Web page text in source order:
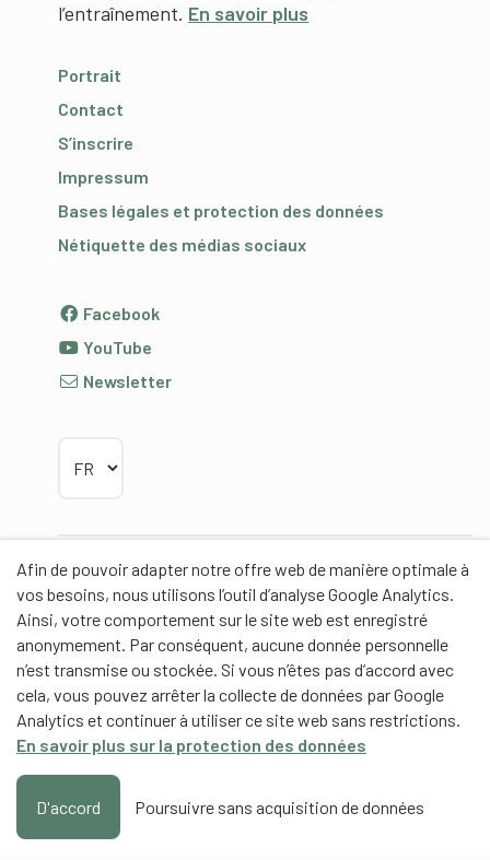
Afin de pouvoir adapter notre offre web de manière optimale à
vos besoins, nous utilisons l’outil d’analyse Google Analytics.
Ainsi, votre comportement sur le site web est enregistré
anonymement. Par conséquent, aucune donnée personnelle
n’est transmise ou stockée. Si vous n’êtes pas d’accord avec
cela, vous pouvez arrêter la collecte de données par Google
Analytics et continuer à utiliser ce site web sans restrictions.
En savoir plus sur la protection des données
D'accord Poursuivre sans acquisition de données
l’entraînement. En savoir plus
Portrait
Contact
S’inscrire
Impressum
Bases légales et protection des données
Nétiquette des médias sociaux
Facebook
YouTube
Newsletter
Partenaires
Partenaires de contenus
Haute école fédérale de sport de Macolin HEFSM